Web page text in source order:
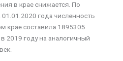
в крае снижается. По
года численность
крае составила 1895305
2019 году на аналогичный